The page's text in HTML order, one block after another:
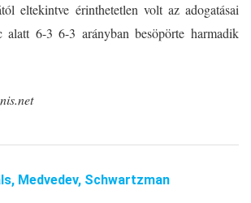
eltekintve érinthetetlen volt az adogatásai
6-3 6-3 arányban besöpörte harmadik
Medvedev, Schwartzman